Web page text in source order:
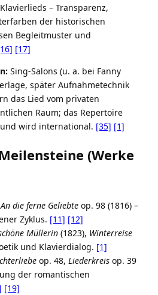
– Transparenz,
der historischen
Begleitmuster und
[17]
Sing-Salons (u. a. bei Fanny
später Aufnahmetechnik
das Lied vom privaten
Raum; das Repertoire
wird international. [35] [1]
(Werke
An die ferne Geliebte op. 98 (1816) –
Zyklus. [11] [12]
Müllerin (1823), Winterreise
und Klavierdialog. [1]
op. 48, Liederkreis op. 39
der romantischen
[19]